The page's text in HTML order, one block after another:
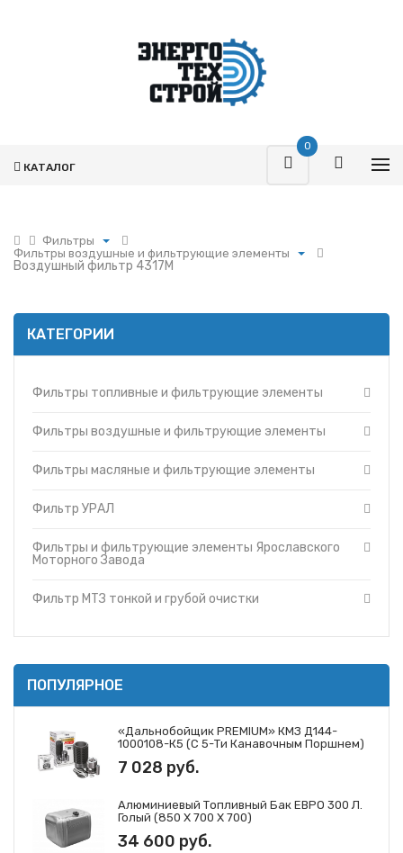
0
КАТАЛОГ
Фильтры
Поршневая
Фильтры
Гидромоторы
Насосы
Вкладыши
О компании
Доставка
Фильтры воздушные и фильтрующие элементы
Фильтры топливные и фильтрующие элементы
Фильтры и фильтрующие элементы МАЗ
Фильтры и фильтрующие элементы Ярославского
Фильтры и фильтрующие элементы ЗМЗ
Фильтры и фильтрующие элементы ГАЗ
Фильтры и фильтрующие элементы Iveco
Воздушный фильтр 4317M
КАТЕГОРИИ
Фильтры топливные и фильтрующие элементы
Фильтры воздушные и фильтрующие элементы
Фильтры масляные и фильтрующие элементы
Фильтр УРАЛ
Фильтры и фильтрующие элементы Ярославского
Моторного Завода
Фильтр МТЗ тонкой и грубой очистки
ПОПУЛЯРНОЕ
«Дальнобойщик PREMIUM» КМЗ Д144-
1000108-К5 (с 5-Ти Канавочным Поршнем)
7 028 руб.
Алюминиевый Топливный Бак ЕВРО 300 Л.
Голый (850 Х 700 Х 700)
34 600 руб.